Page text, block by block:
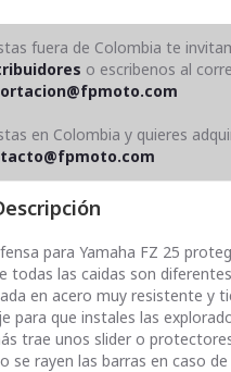
fuera de Colombia te
o escribenos al
en Colombia y quieres
para Yamaha FZ 25
todas las caidas son
en acero muy resistente y
para que instales las
trae unos slider o
se rayen las barras en caso